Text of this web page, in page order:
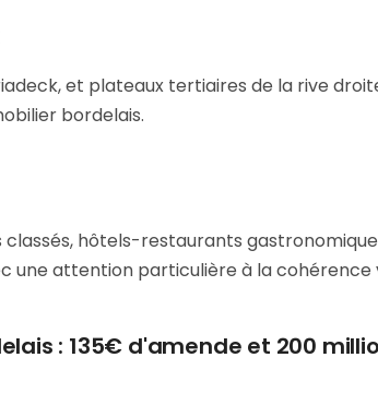
et plateaux tertiaires de la rive
bordelais.
hôtels-restaurants
une attention particulière à la cohérence
: 135€ d'amende et 200